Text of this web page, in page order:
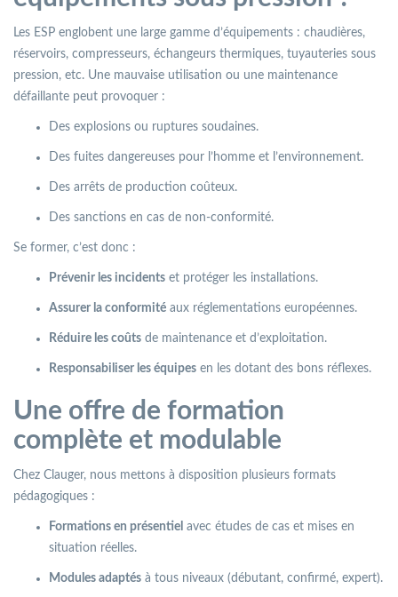
Les ESP englobent une large gamme d’équipements : chaudières,
réservoirs, compresseurs, échangeurs thermiques, tuyauteries sous
pression, etc. Une mauvaise utilisation ou une maintenance
défaillante peut provoquer :
Des explosions ou ruptures soudaines.
Des fuites dangereuses pour l’homme et l’environnement.
Des arrêts de production coûteux.
Des sanctions en cas de non-conformité.
Se former, c’est donc :
Prévenir les incidents et protéger les installations.
Assurer la conformité aux réglementations européennes.
Réduire les coûts de maintenance et d’exploitation.
Responsabiliser les équipes en les dotant des bons réflexes.
Une offre de formation
complète et modulable
Chez Clauger, nous mettons à disposition plusieurs formats
pédagogiques :
Formations en présentiel avec études de cas et mises en
situation réelles.
Modules adaptés à tous niveaux (débutant, confirmé, expert).